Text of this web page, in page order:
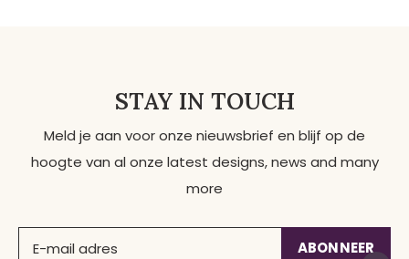
STAY IN TOUCH
Meld je aan voor onze nieuwsbrief en blijf op de
hoogte van al onze latest designs, news and many
more
ABONNEER